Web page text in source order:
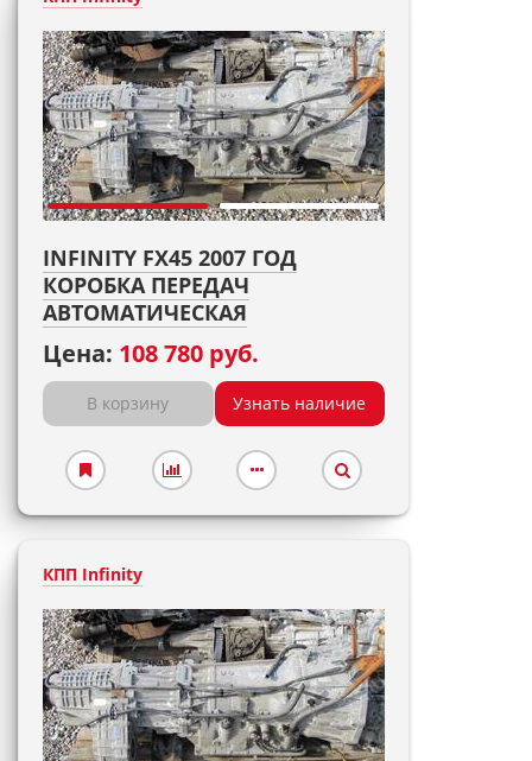
INFINITY FX45 2007 ГОД
КОРОБКА ПЕРЕДАЧ
АВТОМАТИЧЕСКАЯ
Цена: 108 780 руб.
В корзину Узнать наличие
КПП Infinity